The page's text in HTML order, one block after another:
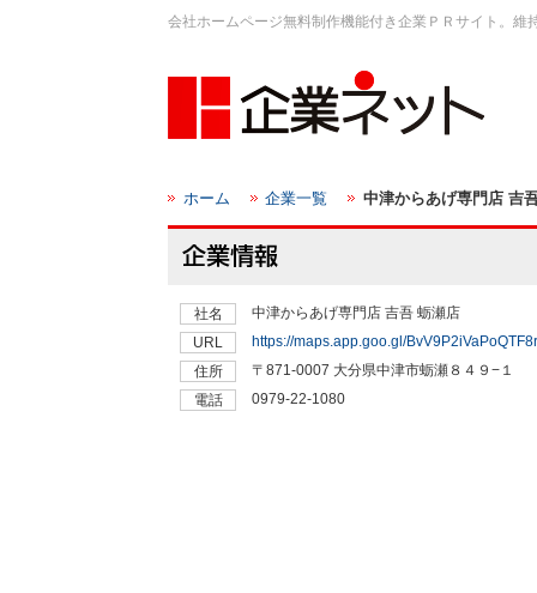
会社ホームページ無料制作機能付き企業ＰＲサイト。
ホーム 企業一覧 中津からあげ専門店 吉
社名
中津からあげ専門店 吉吾 蛎瀬店
URL
https://maps.app.goo.gl/
住所
〒871-0007 大分県中津市蛎瀬８４９−１
電話
0979-22-1080